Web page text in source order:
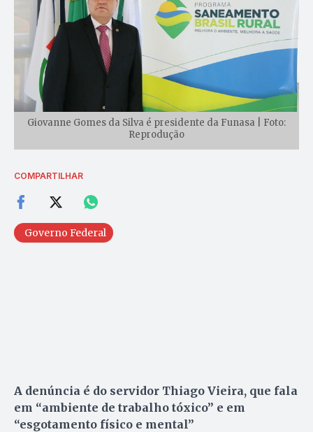
Giovanne Gomes da Silva é presidente da Funasa | Foto:
Reprodução
COMPARTILHAR
Governo Federal
A denúncia é do servidor Thiago Vieira, que fala
em “ambiente de trabalho tóxico” e em
“esgotamento físico e mental”